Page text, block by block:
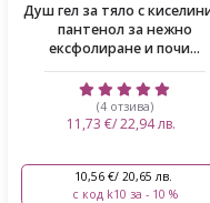
Душ гел за тяло с
пантенол за нежно
ексфолиране и почи...
(4 отзива)
11,73 €/ 22,94 лв.
10,56 €/ 20,65 лв.
с код k10 за - 10 %